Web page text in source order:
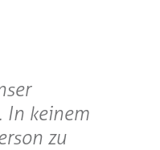
In keinem
zu